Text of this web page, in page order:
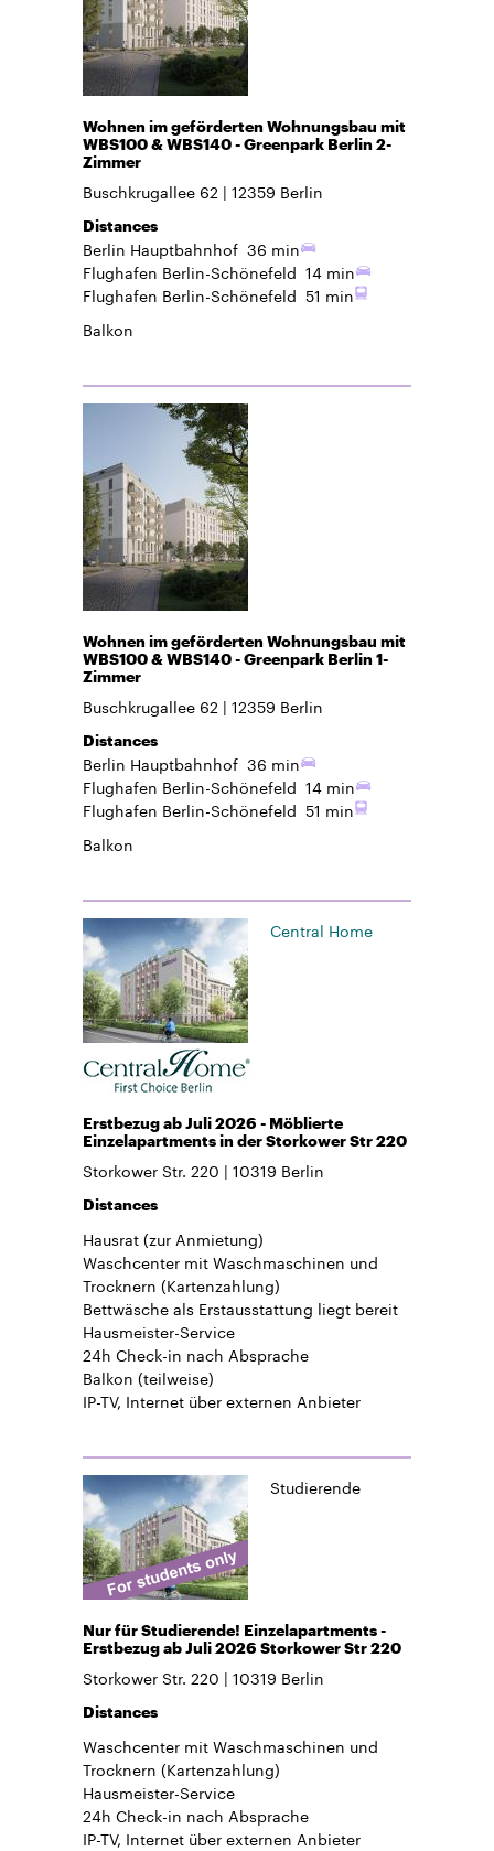
Wohnen im geförderten Wohnungsbau mit
WBS100 & WBS140 - Greenpark Berlin 2-
Zimmer
Buschkrugallee 62 12359 Berlin
Distances
Berlin Hauptbahnhof 36 min
Flughafen Berlin-Schönefeld 14 min
Flughafen Berlin-Schönefeld 51 min
Balkon
Wohnen im geförderten Wohnungsbau mit
WBS100 & WBS140 - Greenpark Berlin 1-
Zimmer
Buschkrugallee 62 12359 Berlin
Distances
Berlin Hauptbahnhof 36 min
Flughafen Berlin-Schönefeld 14 min
Flughafen Berlin-Schönefeld 51 min
Balkon
Central Home
Erstbezug ab Juli 2026 - Möblierte
Einzelapartments in der Storkower Str 220
Storkower Str. 220 10319 Berlin
Distances
Hausrat(zur Anmietung)
Waschcenter mit Waschmaschinen und
Trocknern (Kartenzahlung)
Bettwäscheals Erstausstattung liegt bereit
Hausmeister-Service
24h Check-in nach Absprache
Balkon (teilweise)
IP-TV, Internet über externen Anbieter
Studierende
Nur für Studierende! Einzelapartments -
Erstbezug ab Juli 2026 Storkower Str 220
Storkower Str. 220 10319 Berlin
Distances
Waschcenter mit Waschmaschinen und
Trocknern (Kartenzahlung)
Hausmeister-Service
24h Check-in nach Absprache
IP-TV, Internet über externen Anbieter